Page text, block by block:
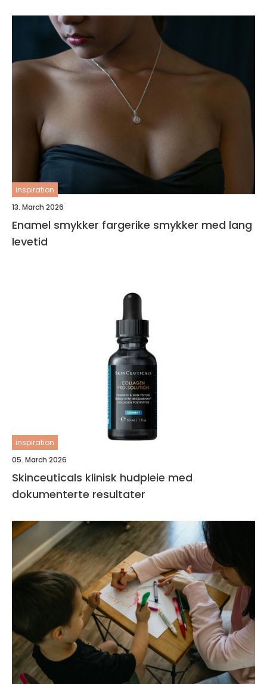
inspiration
13. March 2026
Enamel smykker fargerike smykker med lang
levetid
inspiration
05. March 2026
Skinceuticals klinisk hudpleie med
dokumenterte resultater